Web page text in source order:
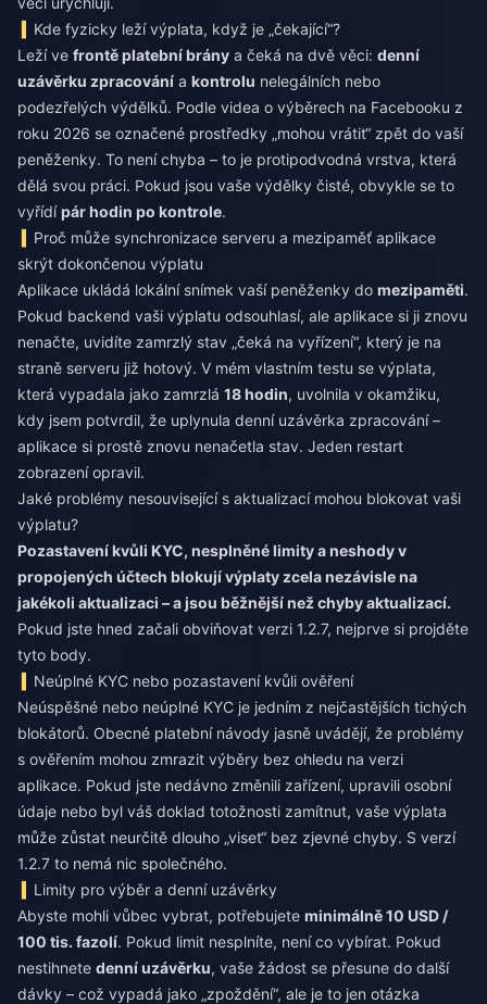
Kde fyzicky leží výplata, když je „čekající“?
Leží ve frontě platební brány a čeká na dvě věci: denní
uzávěrku zpracování a kontrolu nelegálních nebo
podezřelých výdělků. Podle videa o výběrech na Facebooku z
roku 2026 se označené prostředky „mohou vrátit“ zpět do vaší
peněženky. To není chyba – to je protipodvodná vrstva, která
dělá svou práci. Pokud jsou vaše výdělky čisté, obvykle se to
vyřídípár hodin po kontrole.
Proč může synchronizace serveru a mezipaměť aplikace
skrýt dokončenou výplatu
Aplikace ukládá lokální snímek vaší peněženky do mezipaměti.
Pokud backend vaši výplatu odsouhlasí, ale aplikace si ji znovu
nenačte, uvidíte zamrzlý stav „čeká na vyřízení“, který je na
straně serveru již hotový. V mém vlastním testu se výplata,
která vypadala jako zamrzlá 18 hodin, uvolnila v okamžiku,
kdy jsem potvrdil, že uplynula denní uzávěrka zpracování –
aplikace si prostě znovu nenačetla stav. Jeden restart
zobrazení opravil.
Jaké problémy nesouvisející s aktualizací mohou blokovat vaši
výplatu?
Pozastavení kvůli KYC, nesplněné limity a neshody v
propojených účtech blokují výplaty zcela nezávisle na
jakékoli aktualizaci – a jsou běžnější než chyby aktualizací.
Pokud jste hned začali obviňovat verzi 1.2.7, nejprve si projděte
tyto body.
Neúplné KYC nebo pozastavení kvůli ověření
Neúspěšné nebo neúplné KYC je jedním z nejčastějších tichých
blokátorů. Obecné platební návody jasně uvádějí, že problémy
s ověřením mohou zmrazit výběry bez ohledu na verzi
aplikace. Pokud jste nedávno změnili zařízení, upravili osobní
údaje nebo byl váš doklad totožnosti zamítnut, vaše výplata
může zůstat neurčitě dlouho „viset“ bez zjevné chyby. S verzí
1.2.7 to nemá nic společného.
Limity pro výběr a denní uzávěrky
Abyste mohli vůbec vybrat, potřebujete minimálně 10 USD /
100 tis. fazolí. Pokud limit nesplníte, není co vybírat. Pokud
nestihnete denní uzávěrku, vaše žádost se přesune do další
dávky – což vypadá jako „zpoždění“, ale je to jen otázka